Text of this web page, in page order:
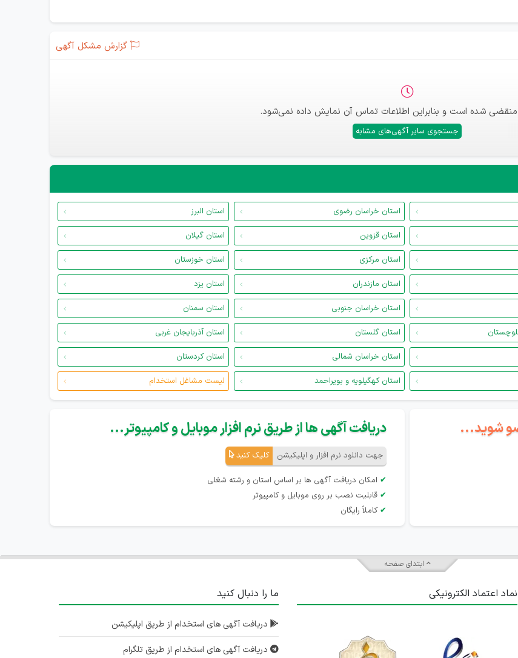
گزارش مشکل آگهی
شده است و بنابراین اطلاعات تماس آن نمایش داده نمی‌شود.
جستجوی سایر آگهی‌های مشابه
استان خراسان رضوی
استان البرز
استان قزوین
استان گیلان
استان مرکزی
استان خوزستان
استان مازندران
استان یزد
استان خراسان جنوبی
استان سمنان
استان گلستان
استان آذربایجان غربی
استان خراسان شمالی
استان کردستان
استان کهگیلویه و بویراحمد لیست مشاغل استخدام
شوید... دریافت آگهی ها از طریق نرم افزار موبایل و کامپیوتر...
جهت دانلود نرم افزار و اپلیکیشن کلیک کنید
✔ امکان دریافت آگهی ها بر اساس استان و رشته شغلی
✔ قابلیت نصب بر روی موبایل و کامپیوتر
✔ کاملاً رایگان
ابتدای صفحه
نماد اعتماد الکترونیکی ما را دنبال کنید
دریافت آگهی های استخدام از طریق اپلیکیشن
دریافت آگهی های استخدام از طریق تلگرام